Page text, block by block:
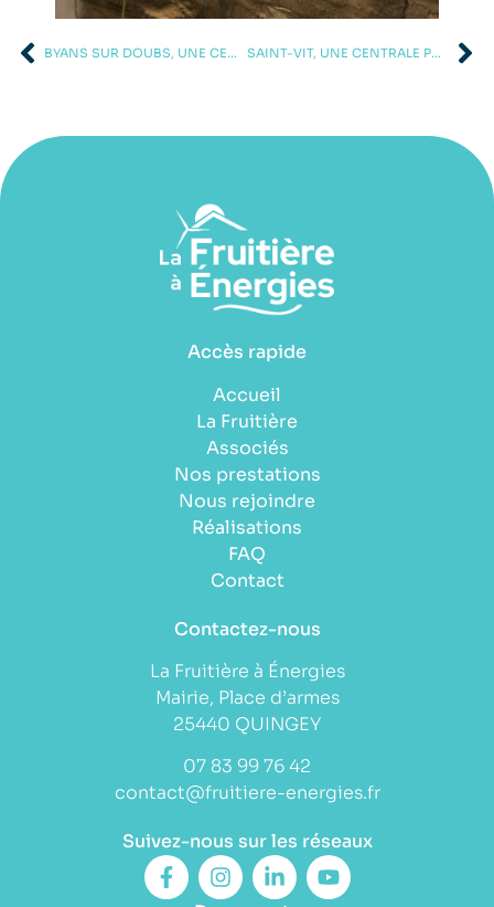
BYANS SUR DOUBS, UNE CENTRALE PHOTOVOLTAÏQUE DE 3KWC SAINT-VIT, UNE CENTRALE PHOTOVOLTAÏQUE DE 6KWC
Accès rapide
Accueil
La Fruitière
Associés
Nos prestations
Nous rejoindre
Réalisations
FAQ
Contact
Contactez-nous
La Fruitière à Énergies
Mairie, Place d’armes
25440 QUINGEY
07 83 99 76 42
contact@fruitiere-energies.fr
Suivez-nous sur les réseaux